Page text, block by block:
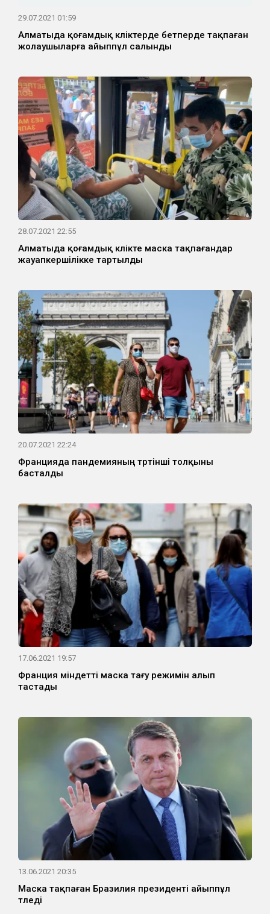
29.07.2021 01:59
Алматыда қоғамдық көліктерде бетперде тақпаған
жолаушыларға айыппұл салынды
28.07.2021 22:55
Алматыда қоғамдық көлікте маска тақпағандар
жауапкершілікке тартылды
20.07.2021 22:24
Францияда пандемияның төртінші толқыны
басталды
17.06.2021 19:57
Франция міндетті маска тағу режимін алып
тастады
13.06.2021 20:35
Маска тақпаған Бразилия президенті айыппұл
төледі